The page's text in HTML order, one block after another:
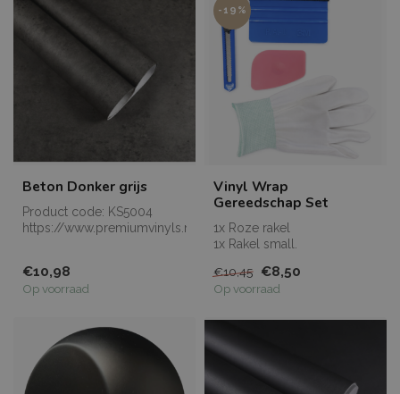
Beton Donker grijs
Product code: KS5004
https://www.premiumvinyls.nl/samples.html
€10,98
Op voorraad
-19%
Vinyl Wrap
Gereedschap Set
1x Roze rakel
1x Rakel small.
1x Handschoen
€10,45 €8,50
Op voorraad